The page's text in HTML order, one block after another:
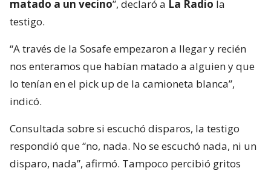
matado a un vecino”, declaró a La Radio la
testigo.
“A través de la Sosafe empezaron a llegar y recién
nos enteramos que habían matado a alguien y que
lo tenían en el pick up de la camioneta blanca”,
indicó.
Consultada sobre si escuchó disparos, la testigo
respondió que “no, nada. No se escuchó nada, ni un
disparo, nada”, afirmó. Tampoco percibió gritos